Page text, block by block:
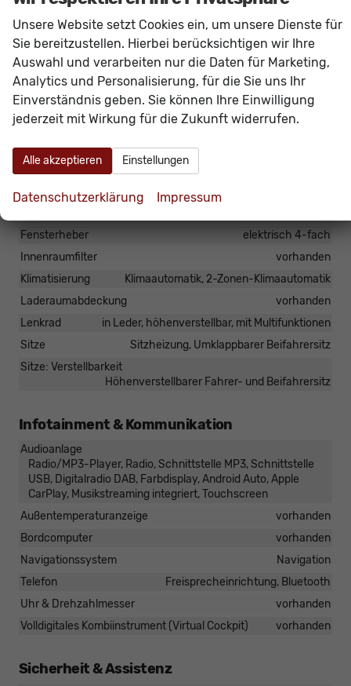
Das Fahrzeug verfügt über kein fest verbautes
Navigationssystem. DurchApple CarPlay /
Android Autoist jedoch eineNavigationüber
kompatible Smartphone-Apps (z.B. Google Maps
oder Apple Karten) über denFahrzeugbildschirm
möglich.
Innen
Armlehnen
Mittelarmlehne, Fahrer
Fensterheber
elektrisch 4-fach
Innenraumfilter
vorhanden
Klimatisierung
Klimaautomatik, 2-Zonen-Klimaautomatik
Laderaumabdeckung
vorhanden
Lenkrad
in Leder, höhenverstellbar, mit Multifunktionen
Sitze
Sitzheizung, Umklappbarer Beifahrersitz
Sitze: Verstellbarkeit
Höhenverstellbarer Fahrer- und Beifahrersitz
Infotainment & Kommunikation
Audioanlage
Radio/MP3-Player, Radio, Schnittstelle MP3, Schnittstelle
USB, Digitalradio DAB, Farbdisplay, Android Auto, Apple
CarPlay, Musikstreaming integriert, Touchscreen
Außentemperaturanzeige
vorhanden
Bordcomputer
vorhanden
Navigationssystem
Navigation
Telefon
Freisprecheinrichtung, Bluetooth
Uhr & Drehzahlmesser
vorhanden
Volldigitales Kombiinstrument (Virtual Cockpit)
vorhanden
Sicherheit & Assistenz
Unsere Website setzt Cookies ein, um unsere Dienste für
Sie bereitzustellen. Hierbei berücksichtigen wir Ihre
Auswahl und verarbeiten nur die Daten für Marketing,
Analytics und Personalisierung, für die Sie uns Ihr
Einverständnis geben. Sie können Ihre Einwilligung
jederzeit mit Wirkung für die Zukunft widerrufen.
Alle akzeptieren Einstellungen
Datenschutzerklärung Impressum